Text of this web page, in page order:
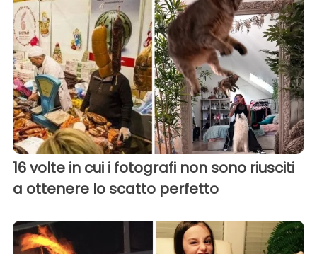
16 volte in cui i fotografi non sono riusciti
a ottenere lo scatto perfetto